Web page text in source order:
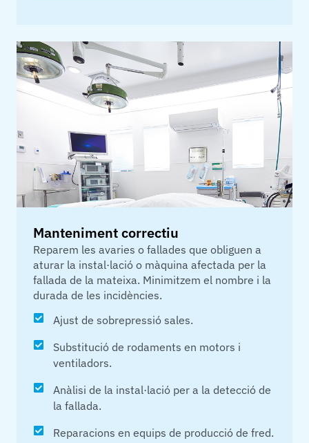
Manteniment correctiu
Reparem les avaries o fallades que obliguen a
aturar la instal·lació o màquina afectada per la
fallada de la mateixa. Minimitzem el nombre i la
durada de les incidències.
Ajust de sobrepressió sales.
Substitució de rodaments en motors i
ventiladors.
Anàlisi de la instal·lació per a la detecció de
la fallada.
Reparacions en equips de producció de fred.